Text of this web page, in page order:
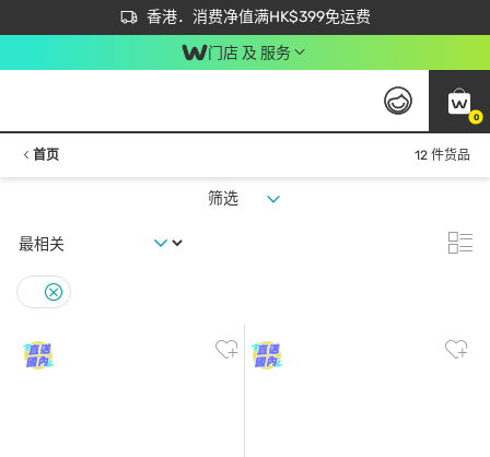
香港．消费净值满HK$399免运费
立即成为易赏钱会员尽享独家优惠
首次APP下单买满$450 输入 NEWAPP 即减$50
门店 及 服务
0
首页 12 件货品
筛选